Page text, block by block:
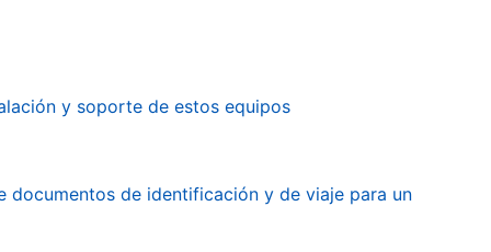
y soporte de estos equipos
de identificación y de viaje para un